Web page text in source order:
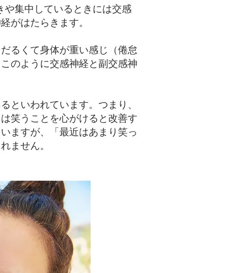
や集中しているときには交感
がはたらきます。
るくて身体が重い感じ（倦怠
のように交感神経と副交感神
といわれています。つまり、
笑うことを心がけると改善す
ますが、「最近はあまり笑っ
ません。